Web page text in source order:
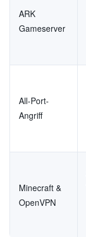
ARK
Gameserver
All-Port-
Angriff
Minecraft &
OpenVPN